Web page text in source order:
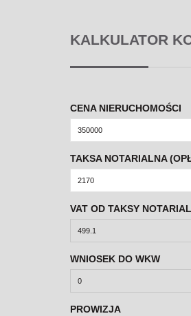
KALKULATOR
CENA NIERUCHOMOŚCI
TAKSA NOTARIALNA
VAT OD TAKSY
WNIOSEK DO WKW
PROWIZJA